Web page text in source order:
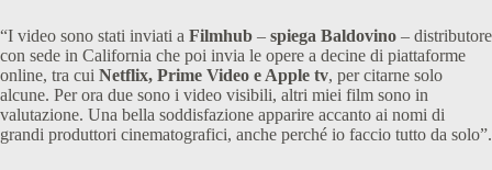
“I video sono stati inviati a Filmhub – spiega Baldovino – distributore
con sede in California che poi invia le opere a decine di piattaforme
online, tra cui Netflix, Prime Video e Apple tv, per citarne solo
alcune. Per ora due sono i video visibili, altri miei film sono in
valutazione. Una bella soddisfazione apparire accanto ai nomi di
grandi produttori cinematografici, anche perché io faccio tutto da solo”.